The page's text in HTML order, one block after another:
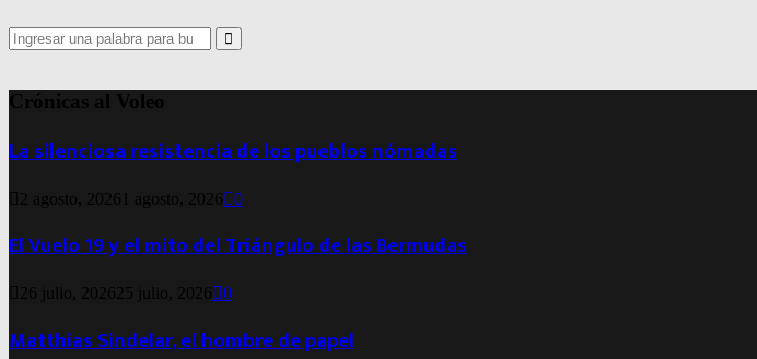
Search
for:
Search
Crónicas al Voleo
La silenciosa resistencia de los pueblos nómadas
2 agosto, 2026 1 agosto, 2026 0
El Vuelo 19 y el mito del Triángulo de las Bermudas
26 julio, 2026 25 julio, 2026 0
Matthias Sindelar, el hombre de papel